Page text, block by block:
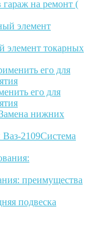
гараж на ремонт (
элемент токарных
его для
нижних
Система
преимущества
подвеска